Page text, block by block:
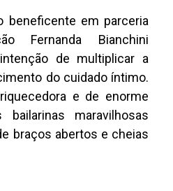
beneficente em parceria
Fernanda Bianchini
de multiplicar a
do cuidado íntimo.
e de enorme
bailarinas maravilhosas
braços abertos e cheias